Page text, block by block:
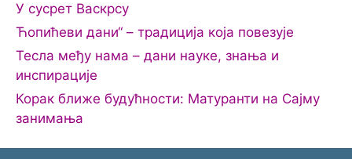
У сусрет Васкрсу
Ћопићеви дани“ – традиција која повезује
Тесла међу нама – дани науке, знања и
инспирације
Корак ближе будућности: Матуранти на Сајму
занимања